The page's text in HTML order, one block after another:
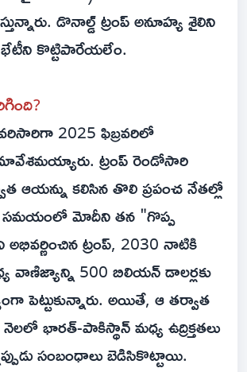
డొనాల్డ్ ట్రంప్ అనూహ్య శైలిని
భేటీని కొట్టిపారేయలేం.
2025 ఫిబ్రవరిలో
ట్రంప్ రెండోసారి
ఆయన్ను కలిసిన తొలి ప్రపంచ నేతల్లో
సమయంలో మోదీని తన "గొప్ప
అభివర్ణించిన ట్రంప్, 2030 నాటికి
వాణిజ్యాన్ని 500 బిలియన్ డాలర్లకు
పెట్టుకున్నారు. అయితే, ఆ తర్వాత
భారత్-పాకిస్థాన్ మధ్య ఉద్రిక్తతలు
సంబంధాలు బెడిసికొట్టాయి.